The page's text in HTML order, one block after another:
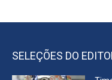
SELEÇÕES DO